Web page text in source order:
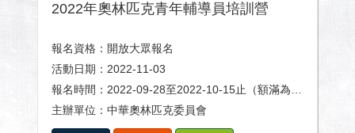
2022年奧林匹克青年輔導員培訓營
報名資格：開放大眾報名
活動日期：2022-11-03
報名時間：2022-09-28至2022-10-15止（額滿為止）
主辦單位：中華奧林匹克委員會